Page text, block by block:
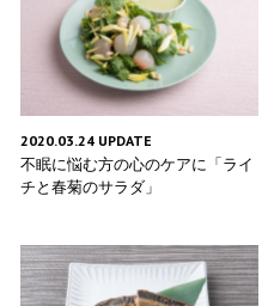
2020.03.24 UPDATE
不眠に悩む方の心のケアに「ライ
チと春菊のサラダ」